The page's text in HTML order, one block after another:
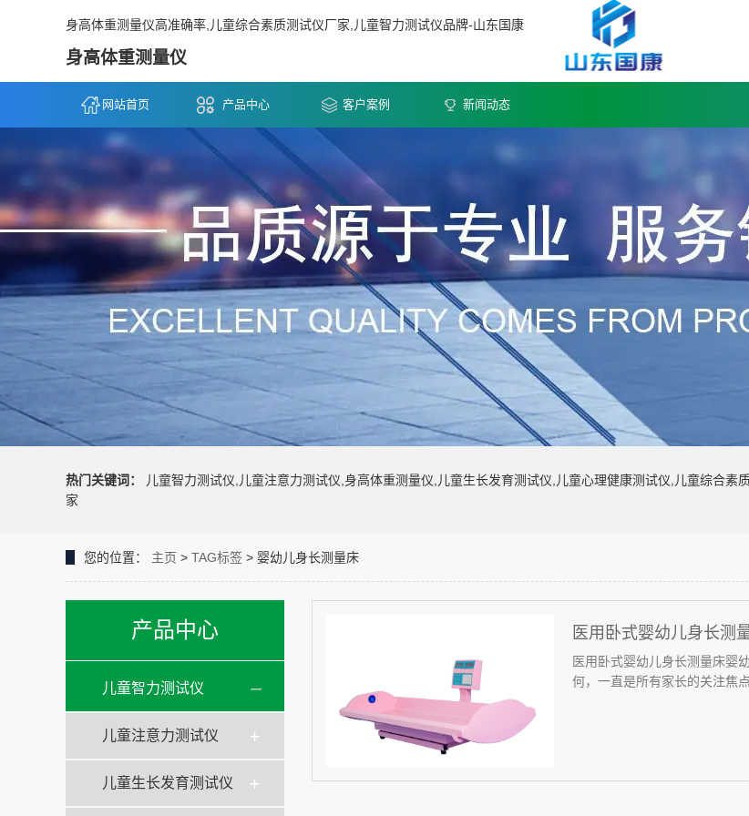
身高体重测量仪高准确率,儿童综合素质测试仪厂家,儿童智力测试仪品牌-山东国康
身高体重测量仪
网站首页 产品中心 客户案例 新闻动态
热门关键词：
儿童智力测试仪,儿童注意力测试仪,身高体重测量仪,儿童生长发育测试仪,儿童心理健康测试仪,儿童综合
家
您的位置： 主页 > TAG标签 > 婴幼儿身长测量床
产品中心
儿童智力测试仪
儿童注意力测试仪
儿童生长发育测试仪
医用卧式婴幼儿身长测
医用卧式婴幼儿身长测量床婴
何，一直是所有家长的关注焦